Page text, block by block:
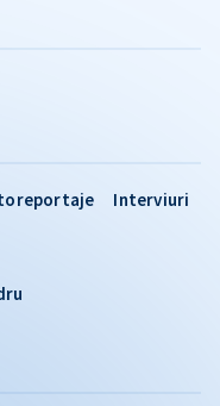
Interviuri